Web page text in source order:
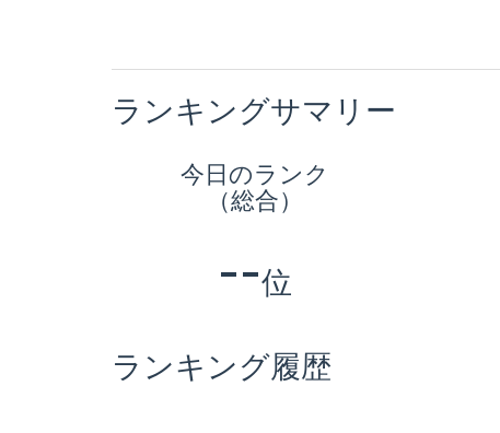
ランキングサマリー
今日のランク
（総合）
--位
ランキング履歴